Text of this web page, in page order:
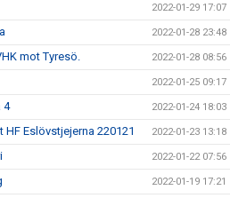
2022-01-29 17:07
2022-01-28 23:48
mot Tyresö. 2022-01-28 08:56
2022-01-25 09:17
4 2022-01-24 18:03
Eslövstjejerna 220121 2022-01-23 13:18
2022-01-22 07:56
2022-01-19 17:21